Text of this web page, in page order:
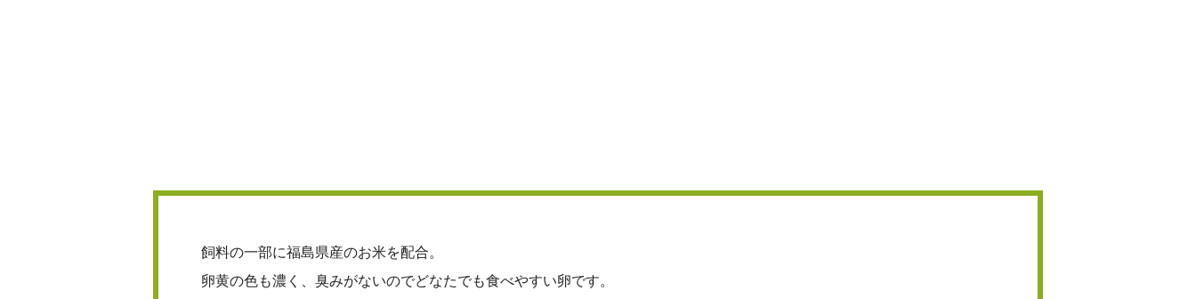
飼料の一部に福島県産のお米を配合。
卵黄の色も濃く、臭みがないのでどなたでも食べやすい卵です。